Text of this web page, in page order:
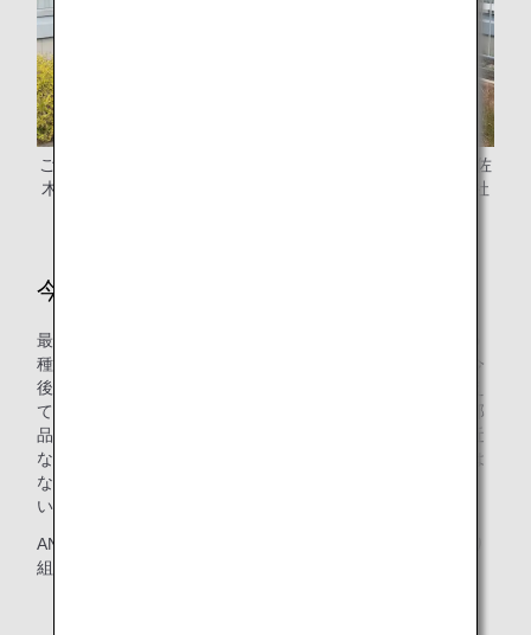
ご協力いただいたANAエアロサプライシステム株式会社 木佐
木さん（左）、ANAベースメンテナンステクニクス株式会社
今後の展望を教えてください。
最近修理を始めたボーイング787型機には多くのカーテンの
種類がありますが、まだ一部しか開始できていないため、今
後はより多くの種類のカーテンにも展開していきたいと考え
ています。また、カーテンだけではなく航空機には多くの部
品が使用されています。日々私たちが点検を行っている身近
な部品の中にもまだ使えるのにも関わらず廃棄している物は
ないか着目しながら、SDGsに取り組んでいきたいと思って
います。
ANAグループはこれからも資源の再利用や廃棄量削減に取り
組んでまいります。